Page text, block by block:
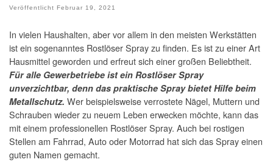
Veröffentlicht Februar 19, 2021
In vielen Haushalten, aber vor allem in den meisten Werkstätten
ist ein sogenanntes Rostlöser Spray zu finden. Es ist zu einer Art
Hausmittel geworden und erfreut sich einer großen Beliebtheit.
Für alle Gewerbetriebe ist ein Rostlöser Spray
unverzichtbar, denn das praktische Spray bietet Hilfe beim
Metallschutz. Wer beispielsweise verrostete Nägel, Muttern und
Schrauben wieder zu neuem Leben erwecken möchte, kann das
mit einem professionellen Rostlöser Spray. Auch bei rostigen
Stellen am Fahrrad, Auto oder Motorrad hat sich das Spray einen
guten Namen gemacht.